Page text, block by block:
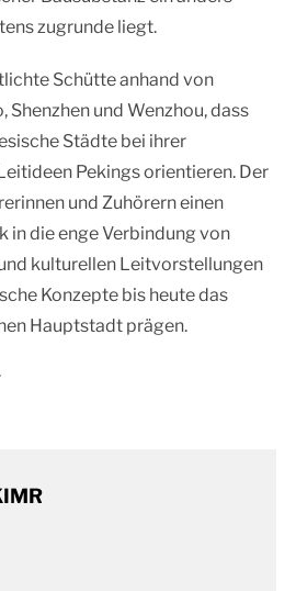
zugrunde liegt.
Schütte anhand von
Shenzhen und Wenzhou, dass
Städte bei ihrer
Pekings orientieren. Der
und Zuhörern einen
in die enge Verbindung von
kulturellen Leitvorstellungen
Konzepte bis heute das
Hauptstadt prägen.